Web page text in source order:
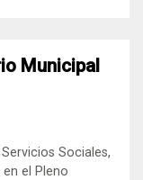
Municipal
Sociales,
el Pleno